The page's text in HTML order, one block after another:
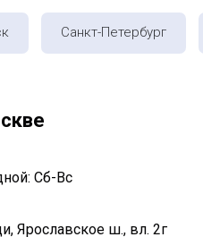
Санкт-Петербург
Сб-Вс
Ярославское ш., вл. 2г